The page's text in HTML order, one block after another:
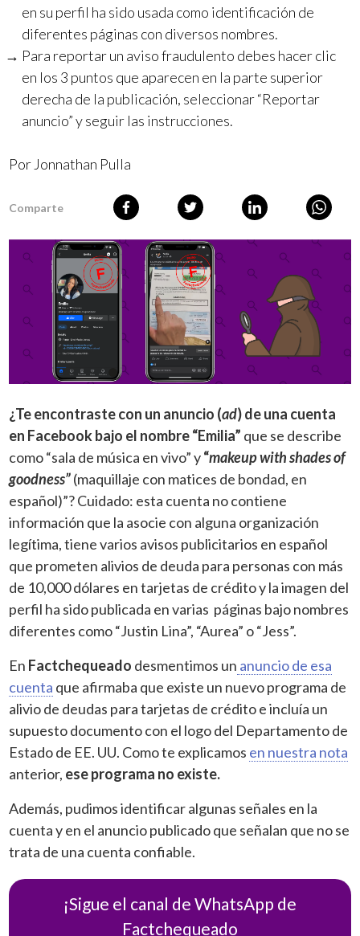
en su perfil ha sido usada como identificación de
diferentes páginas con diversos nombres.
Para reportar un aviso fraudulento debes hacer clic
en los 3 puntos que aparecen en la parte superior
derecha de la publicación, seleccionar “Reportar
anuncio” y seguir las instrucciones.
Por Jonnathan Pulla
Comparte
¿Te encontraste con un anuncio (ad) de una cuenta
en Facebook bajo el nombre “Emilia” que se describe
como “sala de música en vivo” y“makeup with shades of
goodness”(maquillaje con matices de bondad, en
español)”? Cuidado: esta cuenta no contiene
información que la asocie con alguna organización
legítima, tiene varios avisos publicitarios en español
que prometen alivios de deuda para personas con más
de 10,000 dólares en tarjetas de crédito y la imagen del
perfil ha sido publicada en varias páginas bajo nombres
diferentes como “Justin Lina”, “Aurea” o “Jess”.
En Factchequeado desmentimos un anuncio de esa
cuenta que afirmaba que existe un nuevo programa de
alivio de deudas para tarjetas de crédito e incluía un
supuesto documento con el logo del Departamento de
Estado de EE. UU. Como te explicamos en nuestra nota
anterior, ese programa no existe.
Además, pudimos identificar algunas señales en la
cuenta y en el anuncio publicado que señalan que no se
trata de una cuenta confiable.
¡Sigue el canal de WhatsApp de
Factchequeado